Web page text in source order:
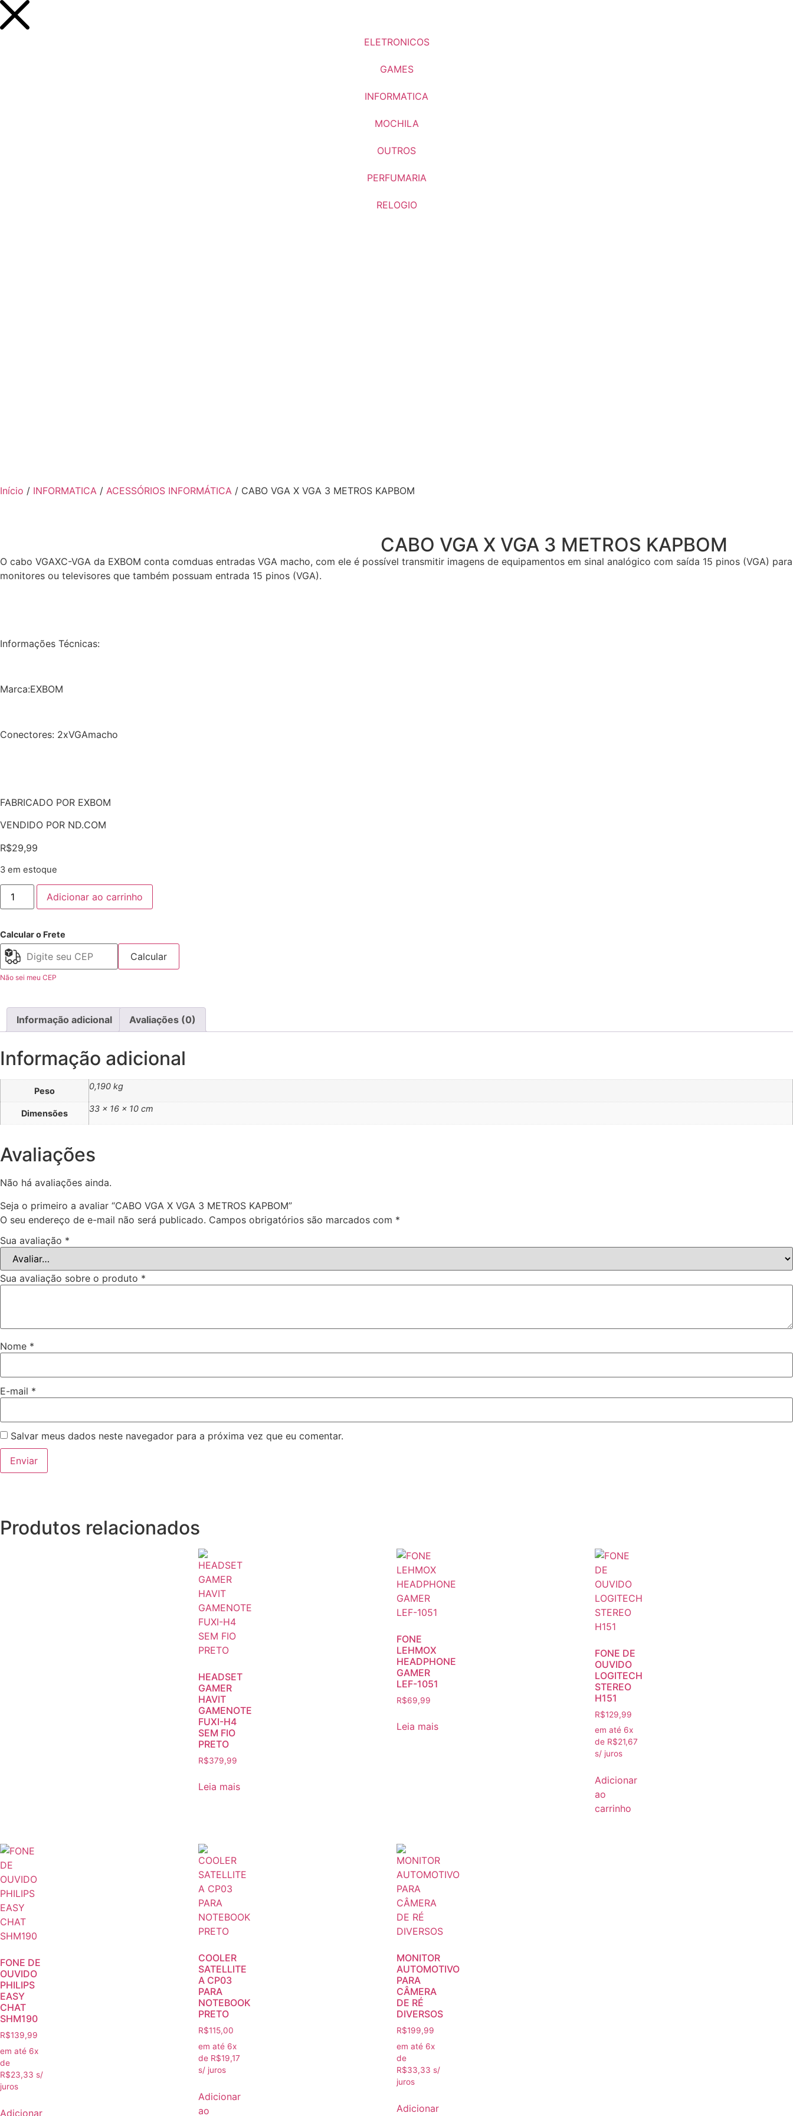
ELETRONICOS
GAMES
INFORMATICA
MOCHILA
OUTROS
PERFUMARIA
RELOGIO
Início / INFORMATICA / ACESSÓRIOS INFORMÁTICA / CABO VGA X VGA 3 METROS KAPBOM
CABO VGA X VGA 3 METROS KAPBOM
O cabo VGAXC-VGA da EXBOM conta comduas entradas VGA macho, com ele é possível transmitir imagens de equipamentos em sinal analógico com saída 15 pinos (VGA) para
monitores ou televisores que também possuam entrada 15 pinos (VGA).
Informações Técnicas:
Marca:EXBOM
Conectores: 2xVGAmacho
FABRICADO POR EXBOM
VENDIDO POR ND.COM
R$29,99
3 em estoque
Adicionar ao carrinho
Calcular o Frete
Calcular
Não sei meu CEP
Informação adicional Avaliações (0)
Informação adicional
Peso 0,190 kg
Dimensões 33 × 16 × 10 cm
Avaliações
Não há avaliações ainda.
Seja o primeiro a avaliar “CABO VGA X VGA 3 METROS KAPBOM”
O seu endereço de e-mail não será publicado. Campos obrigatórios são marcados com *
Sua avaliação *
Sua avaliação sobre o produto *
Nome *
E-mail *
Salvar meus dados neste navegador para a próxima vez que eu comentar.
Produtos relacionados
HEADSET
GAMER
HAVIT
GAMENOTE
FUXI-H4
SEM FIO
PRETO
R$379,99
Leia mais
FONE
LEHMOX
HEADPHONE
GAMER
LEF-1051
R$69,99
Leia mais
FONE DE
OUVIDO
LOGITECH
STEREO
H151
R$129,99
em até 6x
de R$21,67
s/ juros
Adicionar
ao
carrinho
FONE DE
OUVIDO
PHILIPS
EASY
CHAT
SHM190
R$139,99
em até 6x
de
R$23,33 s/
juros
Adicionar
COOLER
SATELLITE
A CP03
PARA
NOTEBOOK
PRETO
R$115,00
em até 6x
de R$19,17
s/ juros
Adicionar
ao
MONITOR
AUTOMOTIVO
PARA
CÂMERA
DE RÉ
DIVERSOS
R$199,99
em até 6x
de
R$33,33 s/
juros
Adicionar